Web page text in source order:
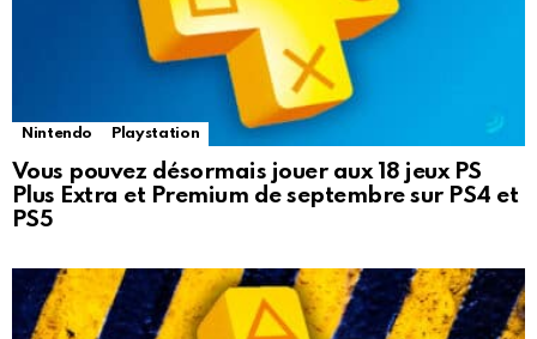
Nintendo Playstation
Vous pouvez désormais jouer aux 18 jeux PS
Plus Extra et Premium de septembre sur PS4 et
PS5